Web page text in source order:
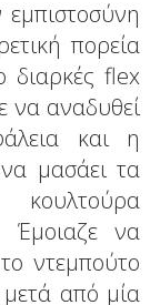
πορεία
flex
να αναδυθεί
και η
μασάει τα
Έμοιαζε να
ντεμπούτο
από μία